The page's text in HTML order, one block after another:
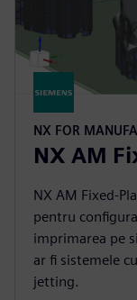
NX FOR
NX AM
NX AM Fixed-
pentru
imprimarea pe
ar fi sistemele
jetting.